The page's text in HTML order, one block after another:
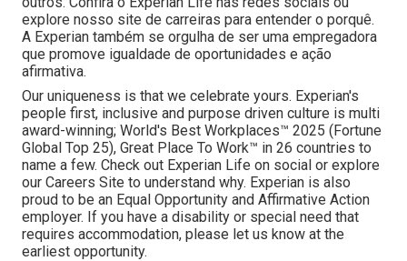
explore nosso site de carreiras para entender o porquê.
A Experian também se orgulha de ser uma empregadora
que promove igualdade de oportunidades e ação
afirmativa.
Our uniqueness is that we celebrate yours. Experian's
people first, inclusive and purpose driven culture is multi
award-winning; World's Best Workplaces™ 2025 (Fortune
Global Top 25), Great Place To Work™ in 26 countries to
name a few. Check out Experian Life on social or explore
our Careers Site to understand why. Experian is also
proud to be an Equal Opportunity and Affirmative Action
employer. If you have a disability or special need that
requires accommodation, please let us know at the
earliest opportunity.